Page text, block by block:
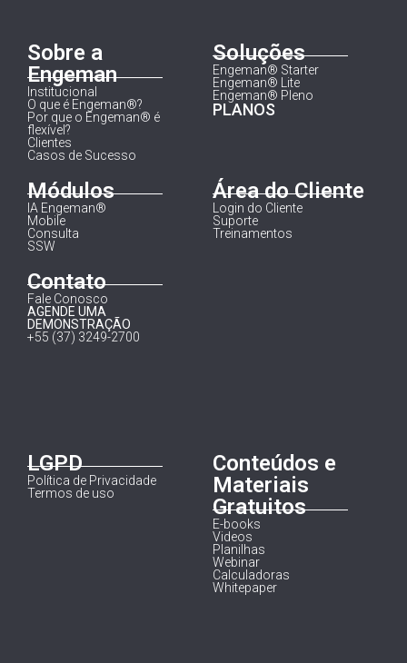
Sobre a
Engeman
Institucional
O que é Engeman®?
Por que o Engeman® é
flexível?
Clientes
Casos de Sucesso
Soluções
Engeman® Starter
Engeman® Lite
Engeman® Pleno
PLANOS
Módulos
IA Engeman®
Mobile
Consulta
SSW
Área do Cliente
Login do Cliente
Suporte
Treinamentos
Contato
Fale Conosco
AGENDE UMA
DEMONSTRAÇÃO
+55 (37) 3249-2700
LGPD
Política de Privacidade
Termos de uso
Conteúdos e
Materiais
Gratuitos
E-books
Videos
Planilhas
Webinar
Calculadoras
Whitepaper